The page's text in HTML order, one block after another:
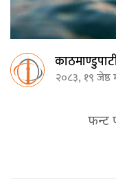
२०८३, १९
फन्ट